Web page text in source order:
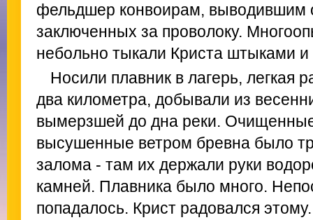
фельдшер конвоирам, выводившим
заключенных за проволоку.
небольно тыкали Криста штыками
Носили плавник в лагерь, легкая
два километра, добывали из
вымерзшей до дна реки.
высушенные ветром бревна было
залома - там их держали руки
камней. Плавника было много.
попадалось. Крист радовался